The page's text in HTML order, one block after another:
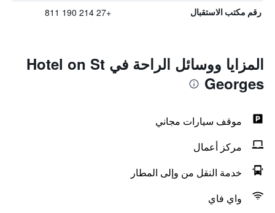
رقم مكتب الاستقبال +27 214 190 811
المزايا ووسائل الراحة في Hotel on St
Georges
موقف سيارات مجاني
مركز أعمال
خدمة النقل من وإلى المطار
واي فاي